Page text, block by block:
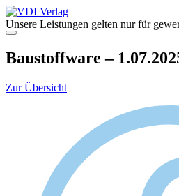
Zum
Inhalt
springen
Unsere Leistungen gelten nur für
Menü
Baustoffware –
Zur Übersicht